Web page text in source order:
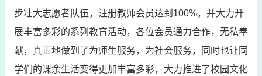
步壮大志愿者队伍，注册教师会员达到100%，并大力开
展丰富多彩的系列教育活动，各位会员通力合作，无私奉
献，真正地做到了为师生服务，为社会服务，同时也让同
学们的课余生活变得更加丰富多彩，大力推进了校园文化